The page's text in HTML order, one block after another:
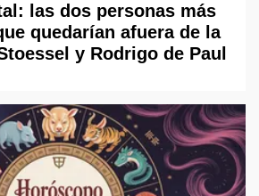
las dos personas más
quedarían afuera de la
y Rodrigo de Paul